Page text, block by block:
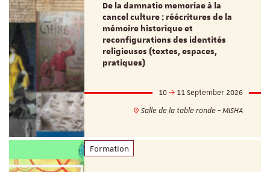
De la damnatio memoriae à la
cancel culture : réécritures de la
mémoire historique et
reconfigurations des identités
religieuses (textes, espaces,
pratiques)
10
11 September 2026
Salle de la table ronde - MISHA
Formation